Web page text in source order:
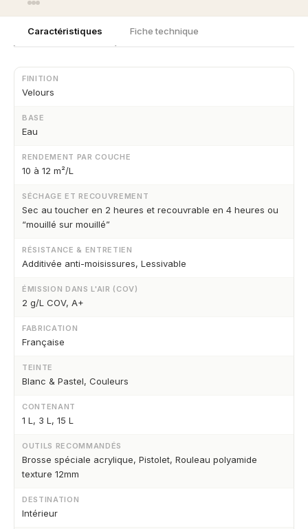
Caractéristiques Fiche technique
FINITION
Velours
BASE
Eau
RENDEMENT PAR COUCHE
10 à 12 m²/L
SÉCHAGE ET RECOUVREMENT
Sec au toucher en 2 heures et recouvrable en 4 heures ou
“mouillé sur mouillé”
RÉSISTANCE & ENTRETIEN
Additivée anti-moisissures, Lessivable
ÉMISSION DANS L'AIR (COV)
2 g/L COV, A+
FABRICATION
Française
TEINTE
Blanc & Pastel, Couleurs
CONTENANT
1 L, 3 L, 15 L
OUTILS RECOMMANDÉS
Brosse spéciale acrylique, Pistolet, Rouleau polyamide
texture 12mm
DESTINATION
Intérieur